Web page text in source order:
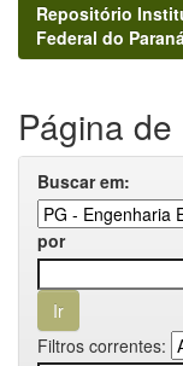
Repositório
Federal do
Página
Buscar em:
por
Filtros correntes: